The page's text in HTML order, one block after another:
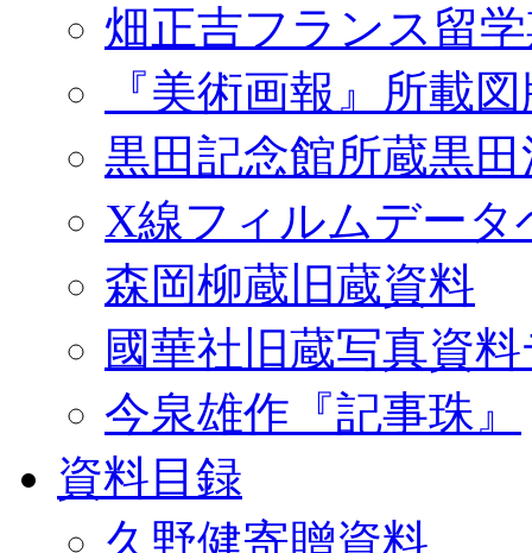
畑正吉フランス留
『美術画報』所載
黒田記念館所蔵黒
X線フィルムデータ
森岡柳蔵旧蔵資料
國華社旧蔵写真資
今泉雄作『記事珠』
資料目録
久野健寄贈資料